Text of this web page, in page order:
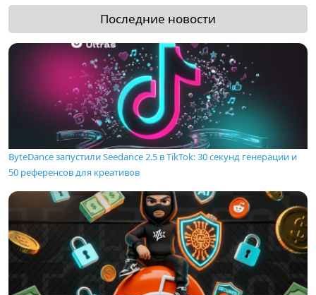
Последние новости
ByteDance запустили Seedance 2.5 в TikTok: 30 секунд генерации и
50 референсов для креативов